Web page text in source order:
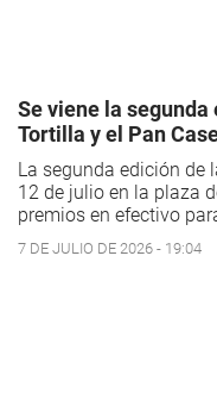
Se viene la
Tortilla y el Pan
La segunda edición de
12 de julio en la plaza
premios en efectivo
7 DE JULIO DE 2026 - 19:04